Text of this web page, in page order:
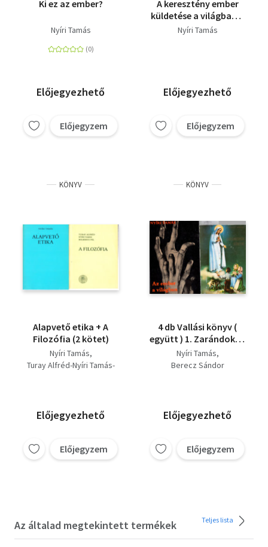
Ki ez az ember?
Nyíri Tamás
Előjegyezhető
Előjegyzem
A keresztény ember
küldetése a világban +
Ki ez az "ember"? (2
Nyíri Tamás
Előjegyezhető
Előjegyzem
KÖNYV
Alapvető etika + A
Filozófia (2 kötet)
Nyíri Tamás
Turay Alfréd-Nyíri Tamás-
Előjegyezhető
Előjegyzem
KÖNYV
4 db Vallási könyv (
együtt ) 1. Zarándokok
könyve, 2. Az ember a
világban, 3. Az élet
Nyíri Tamás
Berecz Sándor
Előjegyezhető
Előjegyzem
Az általad megtekintett termékek Teljes lista